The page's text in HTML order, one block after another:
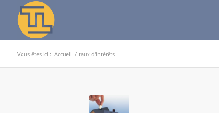
Vous êtes ici : Accueil / taux d'intérêts